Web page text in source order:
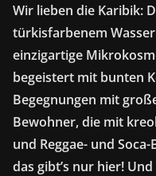
Wir lieben die Karibik:
türkisfarbenem
einzigartige
begeistert mit bunten
Begegnungen mit
Bewohner, die mit
und Reggae- und
das gibt’s nur hier!